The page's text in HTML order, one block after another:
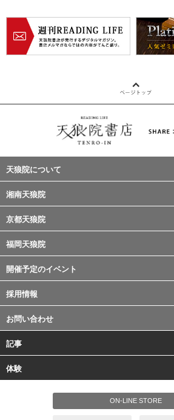
天狼院について
湘南天狼院
京都天狼院
福岡天狼院
開催予定のイベント
採用情報
お問い合わせ
記事
体験
ON-LINE STORE